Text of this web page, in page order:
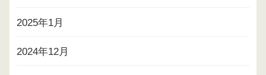
2025年1月
2024年12月